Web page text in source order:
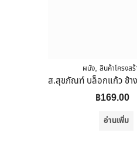
ผนัง, สินค้าโครงสร้
฿169.00
อ่านเพิ่ม